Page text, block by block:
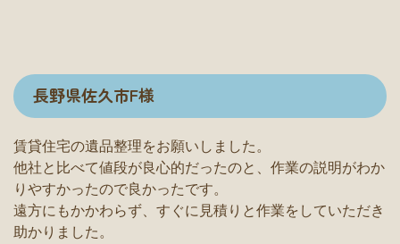
長野県佐久市F様
賃貸住宅の遺品整理をお願いしました。
他社と比べて値段が良心的だったのと、作業の説明がわか
りやすかったので良かったです。
遠方にもかかわらず、すぐに見積りと作業をしていただき
助かりました。